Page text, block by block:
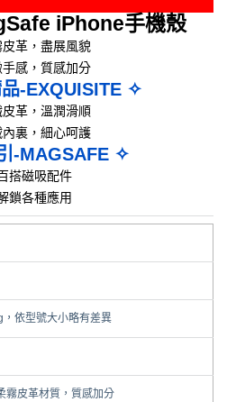
iPhone手機殼
革，盡展風貌
手感，質感加分
-EXQUISITE ✧
皮革，溫潤滑順
內裏，細心呵護
-MAGSAFE ✧
搭磁吸配件
鎖各種應用
，依型號大小略有差異
霧皮革材質，質感加分